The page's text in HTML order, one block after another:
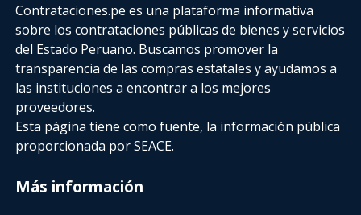
Contrataciones.pe es una plataforma informativa
sobre los contrataciones públicas de bienes y servicios
del Estado Peruano. Buscamos promover la
transparencia de las compras estatalesy ayudamos a
las instituciones a encontrar a los mejores
proveedores.
Esta página tiene como fuente, la información pública
proporcionada por SEACE.
Más información